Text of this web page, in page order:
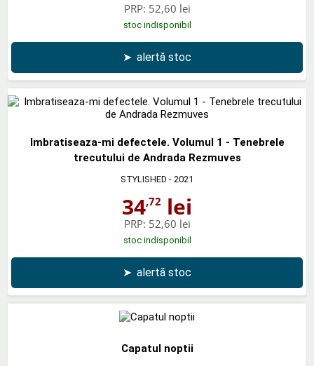
PRP: 52,60 lei
stoc indisponibil
➤ alertă stoc
Imbratiseaza-mi defectele. Volumul 1 - Tenebrele
trecutului de Andrada Rezmuves
STYLISHED - 2021
34,72 lei
PRP: 52,60 lei
stoc indisponibil
➤ alertă stoc
Capatul noptii